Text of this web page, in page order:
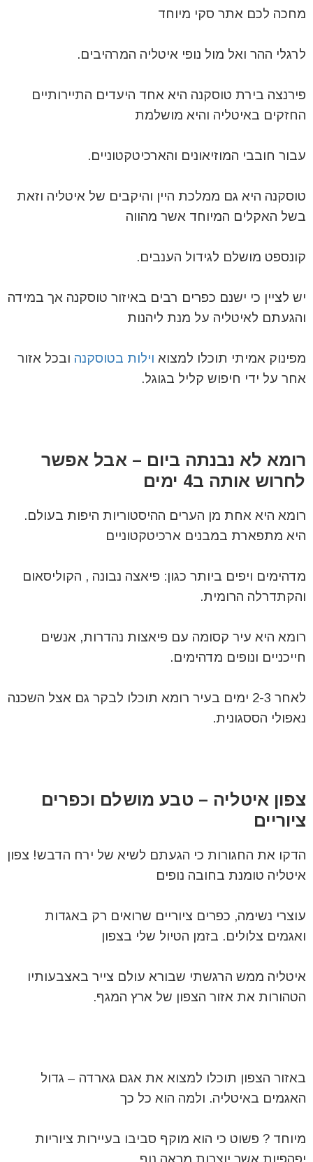
מחכה לכם אתר סקי מיוחד
לרגלי ההר ואל מול נופי איטליה המרהיבים.
פירנצה בירת טוסקנה היא אחד היעדים התיירותיים
החזקים באיטליה והיא מושלמת
עבור חובבי המוזיאונים והארכיטקטוניים.
טוסקנה היא גם ממלכת היין והיקבים של איטליה וזאת
בשל האקלים המיוחד אשר מהווה
קונספט מושלם לגידול הענבים.
יש לציין כי ישנם כפרים רבים באיזור טוסקנה אך במידה
והגעתם לאיטליה על מנת ליהנות
מפינוק אמיתי תוכלו למצוא וילות בטוסקנה ובכל אזור
אחר על ידי חיפוש קליל בגוגל.
רומא לא נבנתה ביום – אבל אפשר
לחרוש אותה ב4 ימים
רומא היא אחת מן הערים ההיסטוריות היפות בעולם.
היא מתפארת במבנים ארכיטקטוניים
מדהימים ויפים ביותר כגון: פיאצה נבונה , הקוליסאום
והקתדרלה הרומית.
רומא היא עיר קסומה עם פיאצות נהדרות, אנשים
חייכניים ונופים מדהימים.
לאחר 2-3 ימים בעיר רומא תוכלו לבקר גם אצל השכנה
נאפולי הססגונית.
צפון איטליה – טבע מושלם וכפרים
ציוריים
הדקו את החגורות כי הגעתם לשיא של ירח הדבש! צפון
איטליה טומנת בחובה נופים
עוצרי נשימה, כפרים ציוריים שרואים רק באגדות
ואגמים צלולים. בזמן הטיול שלי בצפון
איטליה ממש הרגשתי שבורא עולם צייר באצבעותיו
הטהורות את אזור הצפון של ארץ המגף.
באזור הצפון תוכלו למצוא את אגם גארדה – גדול
האגמים באיטליה. ולמה הוא כל כך
מיוחד ? פשוט כי הוא מוקף סביבו בעיירות ציוריות